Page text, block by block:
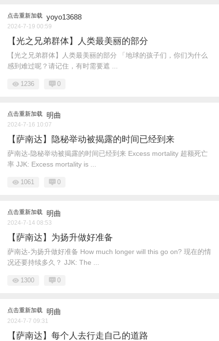
点击重新加载 yoyo13688
2024-7-19 00:59
【光之兄弟群体】人类最美丽的部分
【光之兄弟群体】人类最美丽的部分 「地球的孩子们，你们为什么
感到难过呢？请记住，有时需要遮 ...
1236 0
点击重新加载 明曲
2024-7-16 10:07
【萨南达】隐秘举动被揭露的时间已经到来
萨南达-隐秘举动被揭露的时间已经到来 Excess mortality 超额死亡
率 JJK: Excess mortality is ...
1061 0
点击重新加载 明曲
2024-7-14 08:53
【萨南达】为扬升做好准备
萨南达-为扬升做好准备 How much longer will this go on? 现在的情
况还要持续多久？ JJK: The ...
1300 0
点击重新加载 明曲
2024-7-7 09:31
【萨南达】每个人去行走自己的道路